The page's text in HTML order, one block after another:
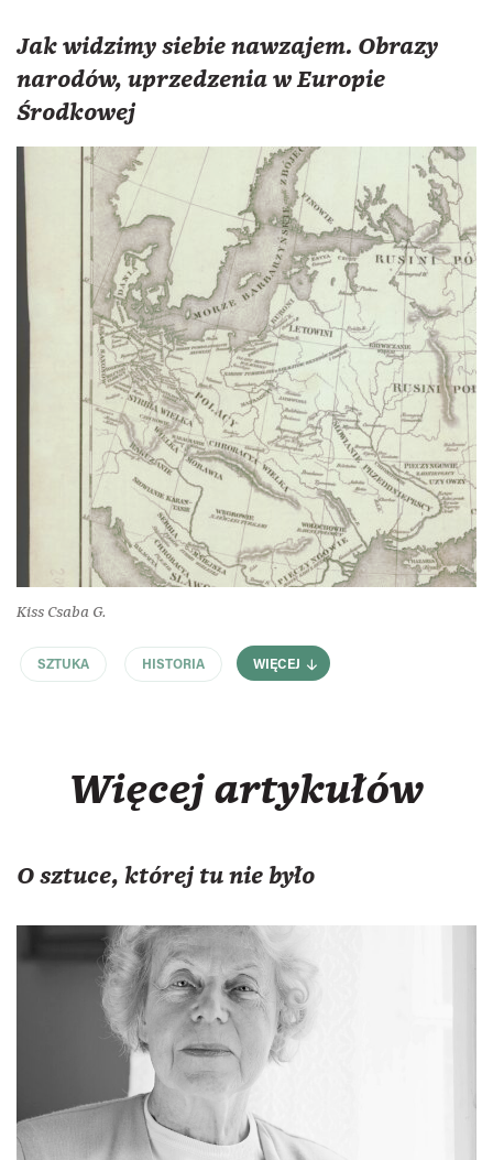
Jak widzimy siebie nawzajem. Obrazy
narodów, uprzedzenia w Europie
Środkowej
Kiss Csaba G.
SZTUKA HISTORIA WIĘCEJ
Więcej artykułów
O sztuce, której tu nie było